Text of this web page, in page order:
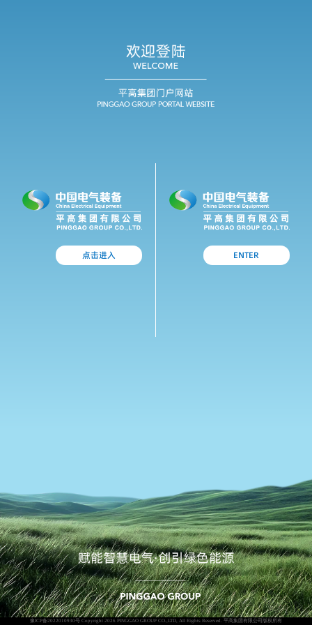
点击进入 ENTER
豫ICP备2022010930号 Copyright 2026 PINGGAO GROUP CO.,LTD, All Rights Reserved. 平高集团有限公司版权所有